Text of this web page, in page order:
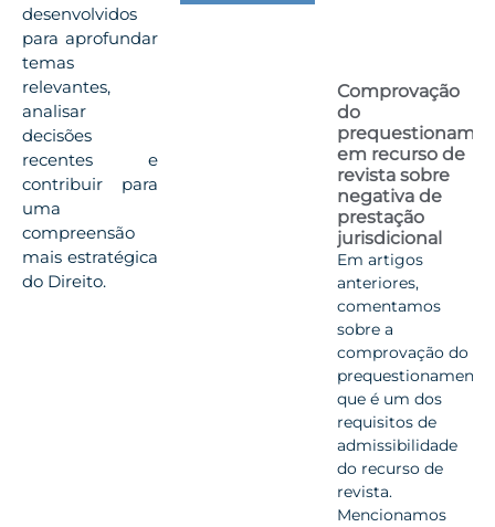
desenvolvidos
para aprofundar
temas
relevantes,
analisar
decisões
recentes e
contribuir para
uma
compreensão
mais estratégica
do Direito.
Comprovação
do
em recurso de
revista sobre
negativa de
prestação
jurisdicional
Em artigos
anteriores,
comentamos
sobre a
comprovação do
prequestionamento,
que é um dos
requisitos de
admissibilidade
do recurso de
revista.
Mencionamos